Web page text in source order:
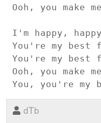
Ooh, you make
I'm happy,
You're my best
You're my best
Ooh, you make
You, you're my
dTb